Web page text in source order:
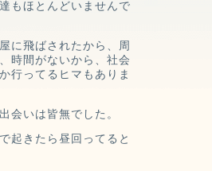
もほとんどいませんで
に飛ばされたから、周
時間がないから、社会
行ってるヒマもありま
会いは皆無でした。
起きたら昼回ってると